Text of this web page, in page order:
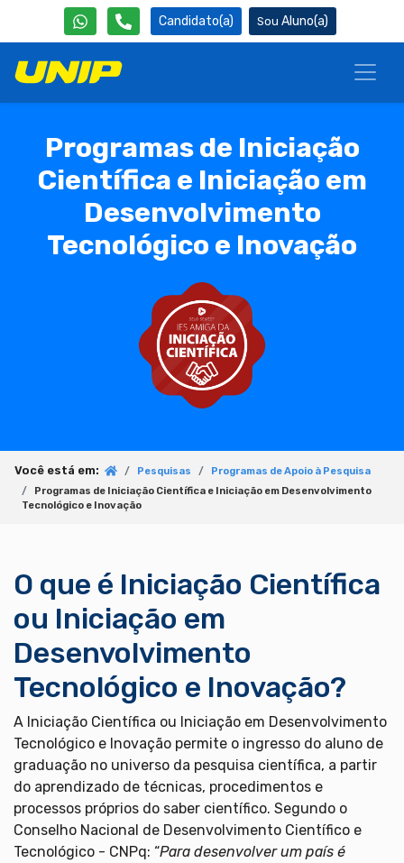
Candidato(a) Aluno(a)
Programas de Iniciação
Científica e Iniciação em
Desenvolvimento
Tecnológico e Inovação
Você está em: Pesquisas
Programas de Apoio à Pesquisa
Programas de Iniciação Científica e Iniciação em Desenvolvimento
Tecnológico e Inovação
O que é Iniciação Científica
ou Iniciação em
Desenvolvimento
Tecnológico e Inovação?
A Iniciação Científica ou Iniciação em Desenvolvimento
Tecnológico e Inovação permite o ingresso do aluno de
graduação no universo da pesquisa científica, a partir
do aprendizado de técnicas, procedimentos e
processos próprios do saber científico. Segundo o
Conselho Nacional de Desenvolvimento Científico e
Tecnológico - CNPq: “Para desenvolver um país é